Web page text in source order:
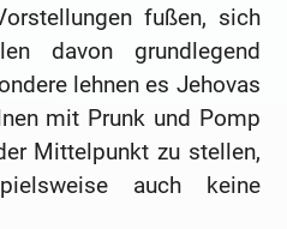
fußen, sich
davon grundlegend
lehnen es Jehovas
mit Prunk und Pomp
Mittelpunkt zu stellen,
auch keine